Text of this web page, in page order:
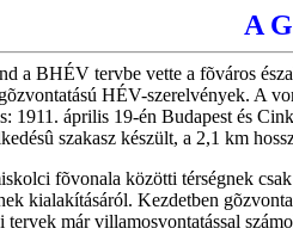
A
a BHÉV tervbe vette a fõváros
HÉV-szerelvények. A
1911. április 19-én Budapest és
szakasz készült, a 2,1 km
fõvonala közötti térségnek
kialakításáról. Kezdetben
tervek már villamosvontatással